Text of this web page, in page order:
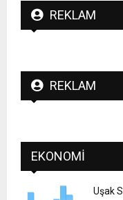
REKLAM
REKLAM
EKONOMI
Uşak